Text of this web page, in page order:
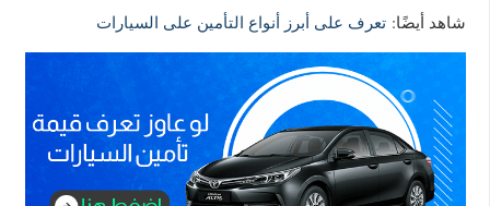
شاهد أيضًا:تعرف على أبرز أنواع التأمين على السيارات